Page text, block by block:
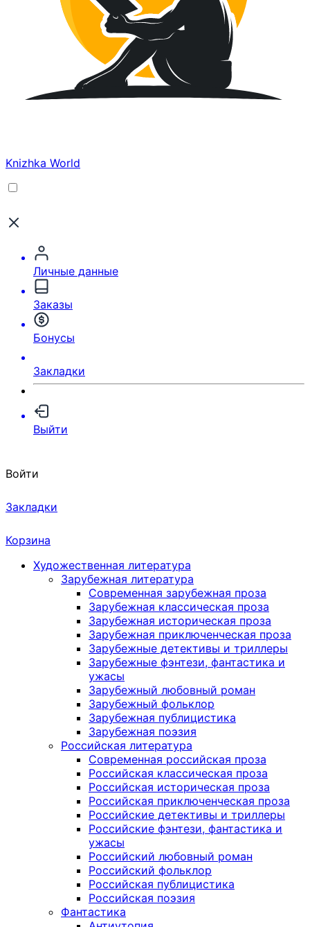
Knizhka World
Личные данные
Заказы
Бонусы
Закладки
Выйти
Войти
Закладки
Корзина
Художественная литература
Зарубежная литература
Современная зарубежная проза
Зарубежная классическая проза
Зарубежная историческая проза
Зарубежная приключенческая проза
Зарубежные детективы и триллеры
Зарубежные фэнтези, фантастика и
ужасы
Зарубежный любовный роман
Зарубежный фольклор
Зарубежная публицистика
Зарубежная поэзия
Российская литература
Современная российская проза
Российская классическая проза
Российская историческая проза
Российская приключенческая проза
Российские детективы и триллеры
Российские фэнтези, фантастика и
ужасы
Российский любовный роман
Российский фольклор
Российская публицистика
Российская поэзия
Фантастика